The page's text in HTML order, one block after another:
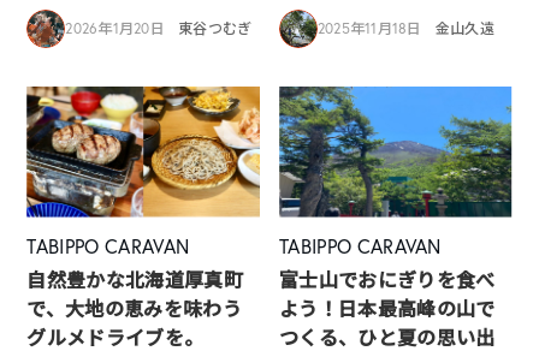
2026年1月20日 東谷つむぎ 2025年11月18日 金山久遠
TABIPPO CARAVAN
自然豊かな北海道厚真町
で、大地の恵みを味わう
グルメドライブを。
TABIPPO CARAVAN
富士山でおにぎりを食べ
よう！日本最高峰の山で
つくる、ひと夏の思い出